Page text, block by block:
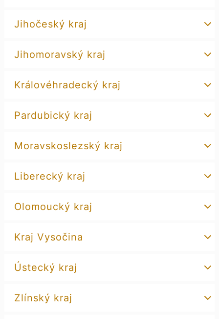
Jihočeský kraj
Jihomoravský kraj
Královéhradecký kraj
Pardubický kraj
Moravskoslezský kraj
Liberecký kraj
Olomoucký kraj
Kraj Vysočina
Ústecký kraj
Zlínský kraj